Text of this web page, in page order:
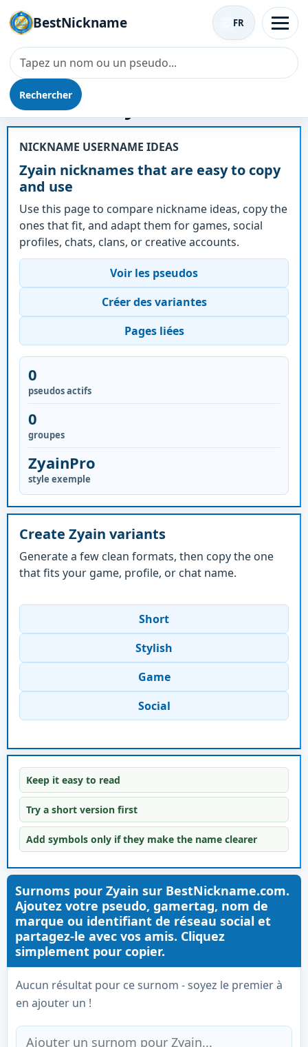
BestNickname
Rechercher
FR
Surnom - Zyain
NICKNAME USERNAME IDEAS
Zyain nicknames that are easy to copy
and use
Use this page to compare nickname ideas, copy the
ones that fit, and adapt them for games, social
profiles, chats, clans, or creative accounts.
Voir les pseudos
Créer des variantes
Pages liées
0
pseudos actifs
0
groupes
ZyainPro
style exemple
Create Zyain variants
Generate a few clean formats, then copy the one
that fits your game, profile, or chat name.
Short
Stylish
Game
Social
Keep it easy to read
Try a short version first
Add symbols only if they make the name clearer
Surnoms pour Zyain sur BestNickname.com.
Ajoutez votre pseudo, gamertag, nom de
marque ou identifiant de réseau social et
partagez-le avec vos amis. Cliquez
simplement pour copier.
Aucun résultat pour ce surnom - soyez le premier à
en ajouter un !